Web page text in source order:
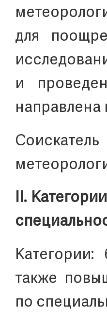
для
и
направлена
II.
Категории:
также
по